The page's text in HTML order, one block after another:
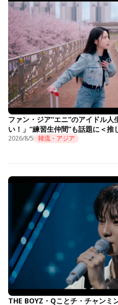
ファン・ジア“エニ”のアイドル
い！」“練習生仲間”も話題に＜推
2026/8/5 韓流・アジア
THE BOYZ・Qことチ・チャンミ